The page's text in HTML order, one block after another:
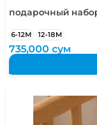
подарочный
6-12М 12-18М
735,000сум